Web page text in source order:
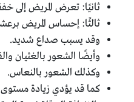
ثانيًا: تعرض المريض إلى
ثالثًا: إحساس المريض
وقد يسبب صداع شديد.
وأيضًا الشعور بالغثيان
وكذلك الشعور بالنعاس.
كما قد يؤدي زيادة